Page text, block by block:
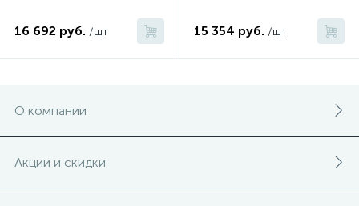
16 692 руб. /шт 15 354 руб. /шт
О компании
Акции и скидки